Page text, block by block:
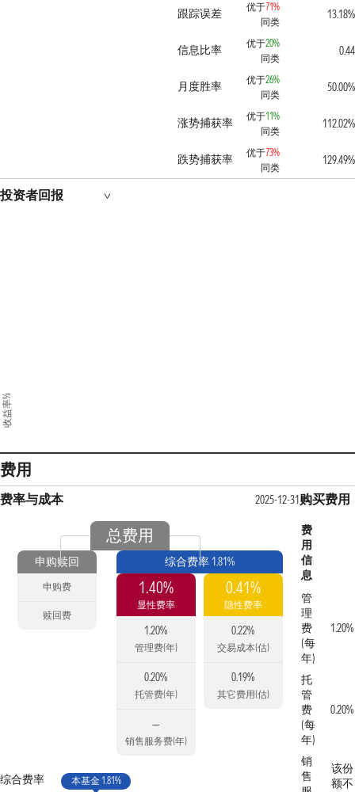
跟踪误差 优于71%
同类
13.18%
信息比率 优于20%
同类
0.44
月度胜率 优于26%
同类
50.00%
涨势捕获率 优于11%
同类
112.02%
跌势捕获率 优于73%
同类
129.49%
投资者回报
收益率%
费用
费率与成本 2025-12-31
总费用
申购赎回
申购费
赎回费
综合费率 1.81%
1.40%
显性费率
1.20%
管理费(年)
0.20%
托管费(年)
—
销售服务费(年)
0.41%
隐性费率
0.22%
交易成本(估)
0.19%
其它费用(估)
综合费率 本基金 1.81%
购买费用
费
用
信
息
管
理
费
(每
年)
1.20%
托
管
费
(每
年)
0.20%
销
售
该份
额不